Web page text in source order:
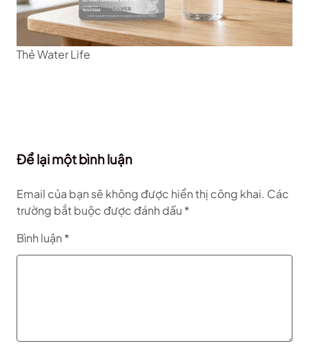
Thẻ Water Life
Để lại một bình luận
Email của bạn sẽ không được hiển thị công khai. Các
trường bắt buộc được đánh dấu *
Bình luận *